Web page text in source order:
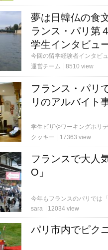
夢は日韓仏の食
ランス・パリ第
学生インタビュ
運営チーム
8510 view
フランス・パリ
リのアルバイト
クッキー
17363 view
フランスで大人
O」
sara
12034 view
パリ市内でピク